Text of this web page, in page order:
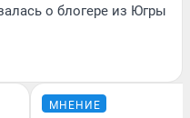
о блогере из Югры
МНЕНИЕ